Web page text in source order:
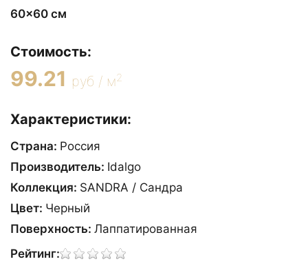
60x60 см
Стоимость:
99.21 руб / м2
Характеристики:
Страна: Россия
Производитель: Idalgo
Коллекция: SANDRA / Сандра
Цвет: Черный
Поверхность: Лаппатированная
Рейтинг: